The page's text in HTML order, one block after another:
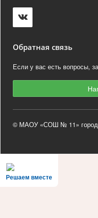
Обратная связь
Если у вас есть вопросы,
© МАОУ «СОШ № 11»
Решаем вместе